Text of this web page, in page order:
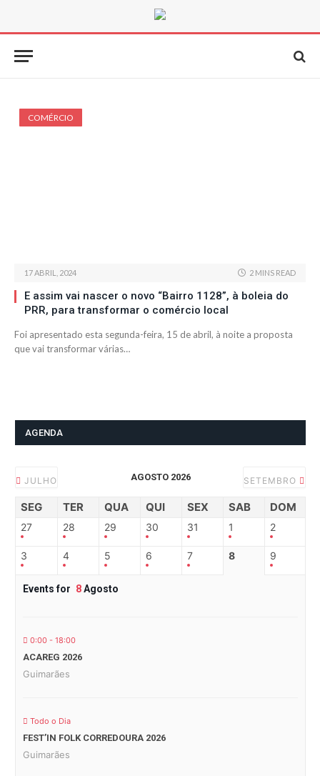
COMÉRCIO
17 ABRIL, 2024 2 MINS READ
E assim vai nascer o novo “Bairro 1128”, à boleia do
PRR, para transformar o comércio local
Foi apresentado esta segunda-feira, 15 de abril, à noite a proposta
que vai transformar várias…
AGENDA
JULHO AGOSTO 2026 SETEMBRO
SEG TER QUA QUI SEX SAB DOM
27 28 29 30 31 1 2
3 4 5 6 7 8 9
Events for 8Agosto
0:00 - 18:00
ACAREG 2026
Guimarães
Todo o Dia
FEST’IN FOLK CORREDOURA 2026
Guimarães